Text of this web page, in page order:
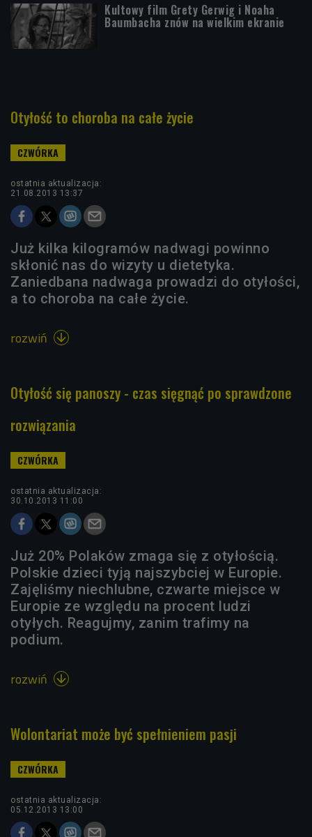
Kultowy film Grety Gerwig i Noaha
Baumbacha znów na wielkim ekranie
Otyłość to choroba na całe życie
ostatnia aktualizacja:
21.08.2013 13:37
Już kilka kilogramów nadwagi powinno
skłonić nas do wizyty u dietetyka.
Zaniedbana nadwaga prowadzi do otyłości,
a to choroba na całe życie.
rozwiń 
Otyłość się panoszy - czas sięgnąć po sprawdzone
rozwiązania
ostatnia aktualizacja:
30.10.2013 11:00
Już 20% Polaków zmaga się z otyłością.
Polskie dzieci tyją najszybciej w Europie.
Zajęliśmy niechlubne, czwarte miejsce w
Europie ze względu na procent ludzi
otyłych. Reagujmy, zanim trafimy na
podium.
rozwiń 
Wolontariat może być spełnieniem pasji
ostatnia aktualizacja:
05.12.2013 13:00